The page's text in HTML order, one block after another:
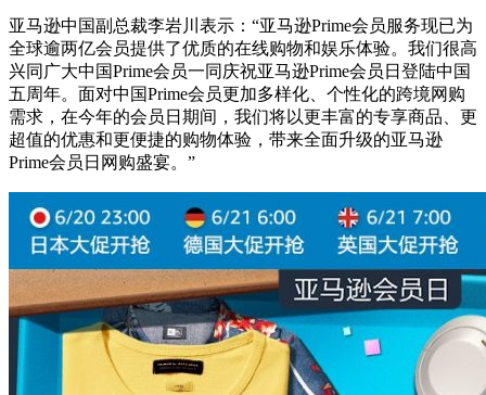
亚马逊中国副总裁李岩川表示：“亚马逊Prime会员服务现已为
全球逾两亿会员提供了优质的在线购物和娱乐体验。我们很高
兴同广大中国Prime会员一同庆祝亚马逊Prime会员日登陆中国
五周年。面对中国Prime会员更加多样化、个性化的跨境网购
需求，在今年的会员日期间，我们将以更丰富的专享商品、更
超值的优惠和更便捷的购物体验，带来全面升级的亚马逊
Prime会员日网购盛宴。”